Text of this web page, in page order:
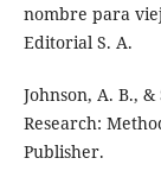
nombre para
Editorial S. A.
Johnson, A. B.,
Research:
Publisher.